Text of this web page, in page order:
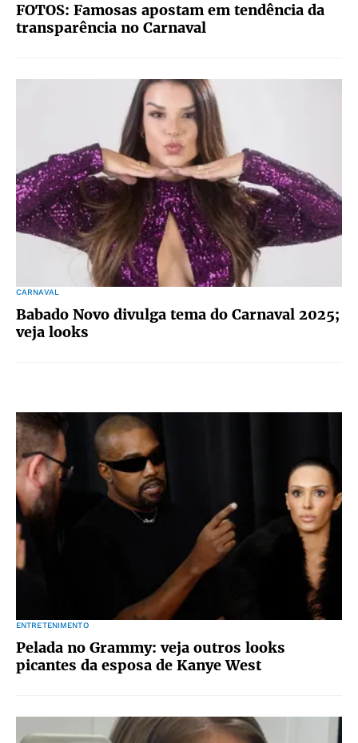
FOTOS: Famosas apostam em tendência da
transparência no Carnaval
CARNAVAL
Babado Novo divulga tema do Carnaval 2025;
veja looks
ENTRETENIMENTO
Pelada no Grammy: veja outros looks
picantes da esposa de Kanye West